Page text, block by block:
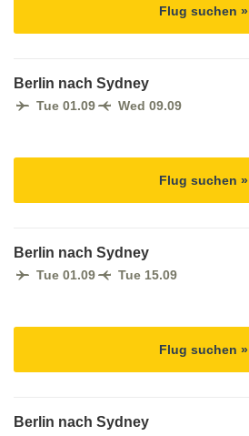
Flug suchen »
Berlin nach Sydney
Tue 01.09 Wed 09.09
Flug suchen »
Berlin nach Sydney
Tue 01.09 Tue 15.09
Flug suchen »
Berlin nach Sydney